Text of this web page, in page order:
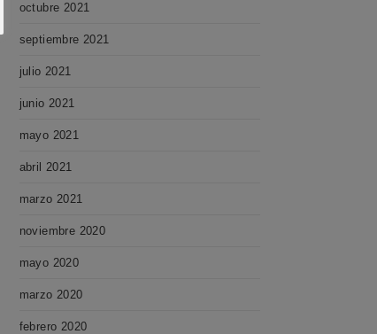
octubre 2021
septiembre 2021
julio 2021
junio 2021
mayo 2021
abril 2021
marzo 2021
noviembre 2020
mayo 2020
marzo 2020
febrero 2020